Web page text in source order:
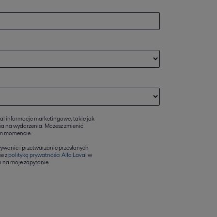
informacje marketingowe, takie jak
na wydarzenia. Możesz zmienić
momencie.
i przetwarzanie przesłanych
zpolityką prywatności Alfa Lavalw
moje zapytanie.